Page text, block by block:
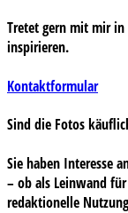
Tretet gern mit mir in
inspirieren.
Kontaktformular
Sind die Fotos
Sie haben Interesse
– ob als Leinwand
redaktionelle